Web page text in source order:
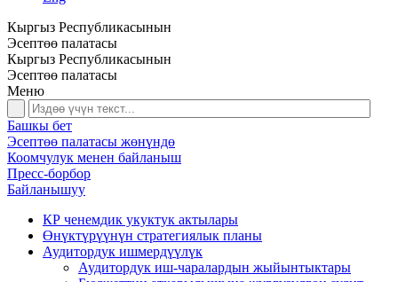
Кыргыз Республикасынын
Эсептөө палатасы
Кыргыз Республикасынын
Эсептөө палатасы
Меню
Башкы бет
Эсептөө палатасы жөнүндө
Коомчулук менен байланыш
Пресс-борбор
Байланышуу
КР ченемдик укуктук актылары
Өнүктүрүүнүн стратегиялык планы
Аудитордук ишмердүүлүк
Аудитордук иш-чаралардын жыйынтыктары